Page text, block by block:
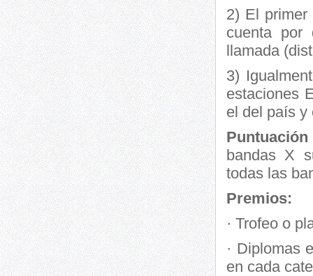
2) El
cuenta
llamada
3)
estaciones
el del país y
bandas X
todas las
Premios:
· Trofeo o
· Diplomas
en cada